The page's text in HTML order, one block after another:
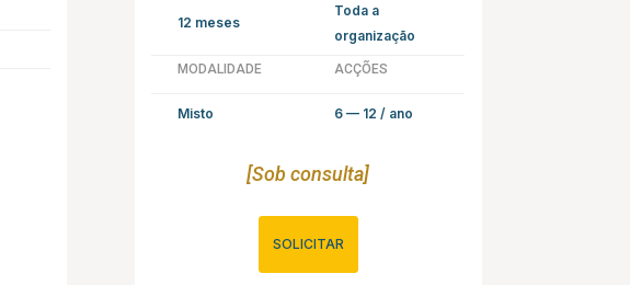
12 meses
Toda a
organização
MODALIDADE ACÇÕES
Misto 6 — 12 / ano
[Sob consulta]
SOLICITAR